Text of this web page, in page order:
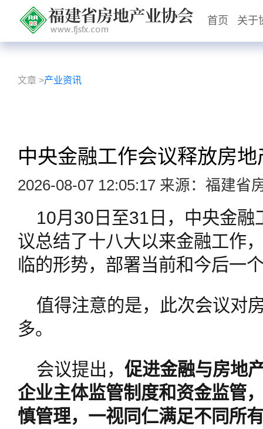
首页 关于
文章 >产业资讯
中央金融工作会议释放房
2026-08-07 12:05:17 来源：福建省
10月30日至31日，中央金融
议总结了十八大以来金融工作
临的形势，部署当前和今后一
值得注意的是，此次会议对
多。
会议提出， 促进金融与房地
企业主体监管制度和资金监管
慎管理，一视同仁满足不同所